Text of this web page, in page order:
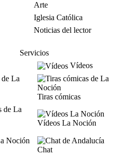
Arte
Iglesia Católica
Noticias del lector
Servicios
Vídeos
Tiras cómicas
Vídeos La Noción
Chat